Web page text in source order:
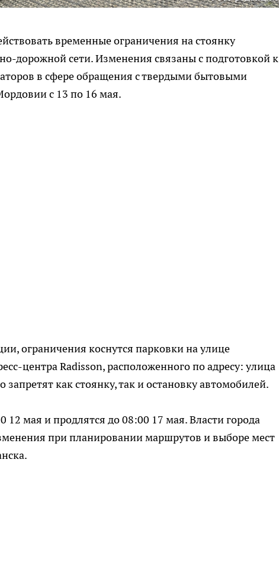
временные ограничения на стоянку
дорожной сети. Изменения связаны с подготовкой к
в сфере обращения с твердыми бытовыми
с 13 по 16 мая.
ограничения коснутся парковки на улице
центра Radisson, расположенного по адресу: улица
как стоянку, так и остановку автомобилей.
12 мая и продлятся до 08:00 17 мая. Власти города
при планировании маршрутов и выборе мест